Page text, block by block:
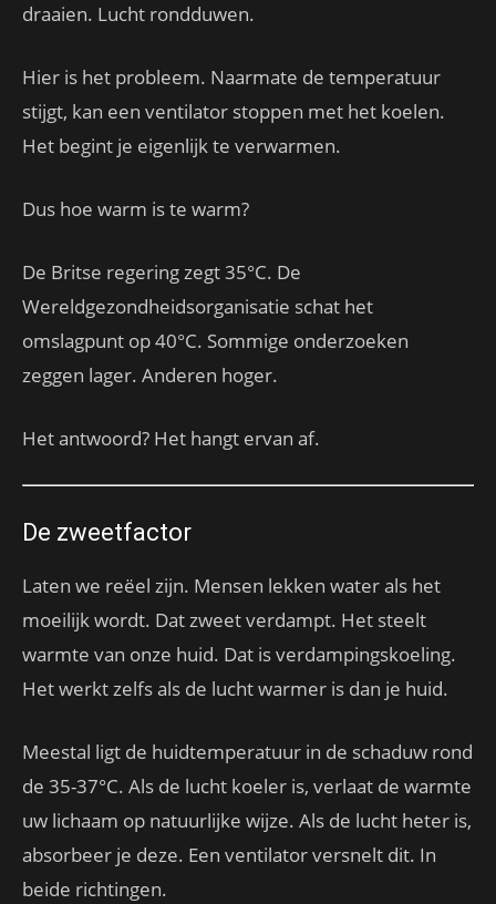
draaien. Lucht rondduwen.
Hier is het probleem. Naarmate de temperatuur
stijgt, kan een ventilator stoppen met het koelen.
Het begint je eigenlijk te verwarmen.
Dus hoe warm is te warm?
De Britse regering zegt 35°C. De
Wereldgezondheidsorganisatie schat het
omslagpunt op 40°C. Sommige onderzoeken
zeggen lager. Anderen hoger.
Het antwoord? Het hangt ervan af.
De zweetfactor
Laten we reëel zijn. Mensen lekken water als het
moeilijk wordt. Dat zweet verdampt. Het steelt
warmte van onze huid. Dat is verdampingskoeling.
Het werkt zelfs als de lucht warmer is dan je huid.
Meestal ligt de huidtemperatuur in de schaduw rond
de 35-37°C. Als de lucht koeler is, verlaat de warmte
uw lichaam op natuurlijke wijze. Als de lucht heter is,
absorbeer je deze. Een ventilator versnelt dit. In
beide richtingen.